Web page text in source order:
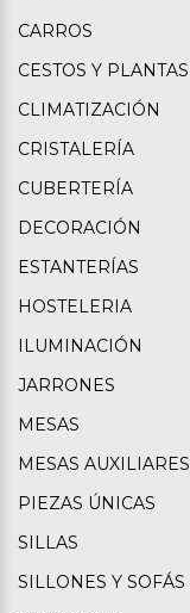
CARROS
CESTOS Y PLANTAS
CLIMATIZACIÓN
CRISTALERÍA
CUBERTERÍA
DECORACIÓN
ESTANTERÍAS
HOSTELERIA
ILUMINACIÓN
JARRONES
MESAS
MESAS AUXILIARES
PIEZAS ÚNICAS
SILLAS
SILLONES Y SOFÁS